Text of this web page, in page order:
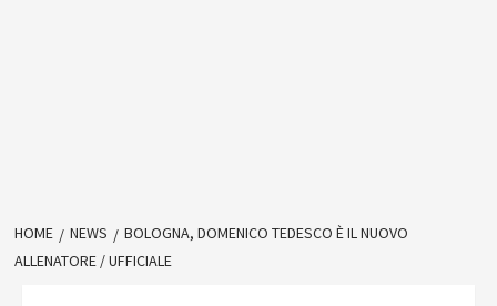
HOME NEWS
BOLOGNA, DOMENICO TEDESCO È IL NUOVO
ALLENATORE / UFFICIALE